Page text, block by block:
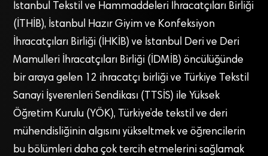
İstanbul Tekstil ve Hammaddeleri İhracatçıları Birliği
(İTHİB), İstanbul Hazır Giyim ve Konfeksiyon
İhracatçıları Birliği (İHKİB) ve İstanbul Deri ve Deri
Mamulleri İhracatçıları Birliği (İDMİB) öncülüğünde
bir araya gelen 12 ihracatçı birliği ve Türkiye Tekstil
Sanayi İşverenleri Sendikası (TTSİS) ile Yüksek
Öğretim Kurulu (YÖK), Türkiye’de tekstil ve deri
mühendisliğinin algısını yükseltmek ve öğrencilerin
bu bölümleri daha çok tercih etmelerini sağlamak